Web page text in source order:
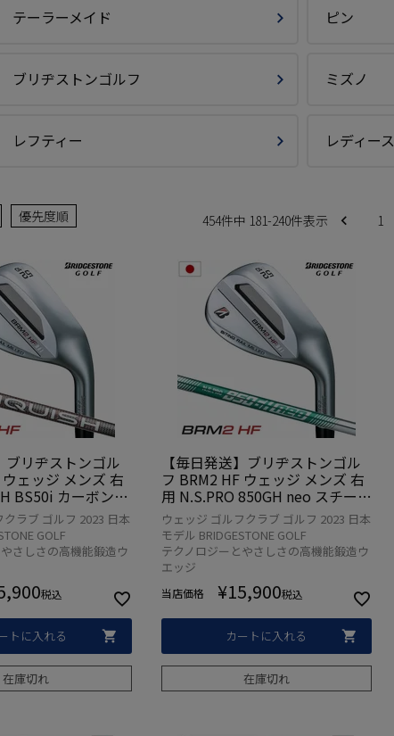
テーラーメイド ピン
ブリヂストンゴルフ ミズノ
レフティー レディース
優先度順 454件中 181-240件表示 1
ブリヂストンゴル
ェッジ メンズ 右
BS50i カーボンシ
規品 2023年モデル
ラブ ゴルフ 2023 日本
GOLF
さしさの高機能鍛造ウ
税込
トに入れる
在庫切れ
【毎日発送】ブリヂストンゴル
フ BRM2 HF ウェッジ メンズ 右
用 N.S.PRO 850GH neo スチール
シャフト 日本正規品 2023年モデ
ル
ウェッジ ゴルフクラブ ゴルフ 2023 日本
モデル BRIDGESTONE GOLF
テクノロジーとやさしさの高機能鍛造ウ
エッジ
当店価格 ¥15,900税込
カートに入れる
在庫切れ